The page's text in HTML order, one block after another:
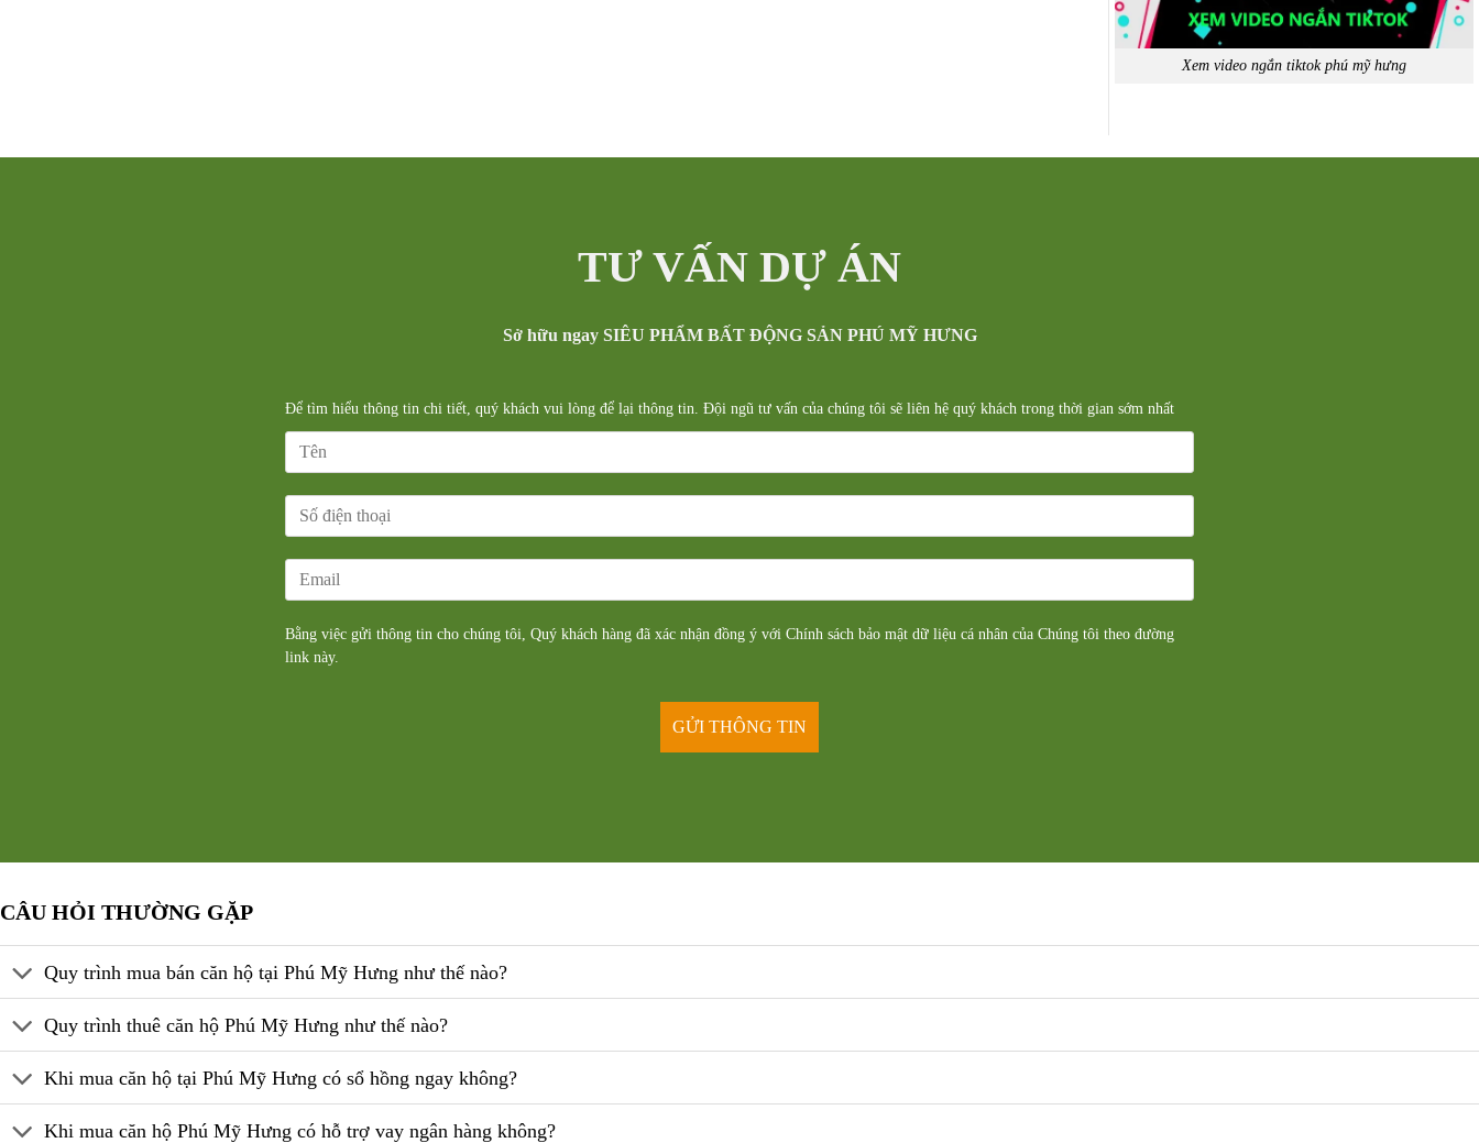
Xem video ngắn tiktok phú mỹ hưng
TƯ VẤN DỰ ÁN
Sở hữu ngay SIÊU PHẨM BẤT ĐỘNG SẢN PHÚ MỸ HƯNG
Để tìm hiểu thông tin chi tiết, quý khách vui lòng để lại thông tin. Đội ngũ tư vấn của chúng tôi sẽ liên hệ quý khách trong thời gian sớm nhất
Bằng việc gửi thông tin cho chúng tôi, Quý khách hàng đã xác nhận đồng ý với Chính sách bảo mật dữ liệu cá nhân của Chúng tôi theo đường
link này.
CÂU HỎI THƯỜNG GẶP
Quy trình mua bán căn hộ tại Phú Mỹ Hưng như thế nào?
Quy trình thuê căn hộ Phú Mỹ Hưng như thế nào?
Khi mua căn hộ tại Phú Mỹ Hưng có sổ hồng ngay không?
Khi mua căn hộ Phú Mỹ Hưng có hỗ trợ vay ngân hàng không?